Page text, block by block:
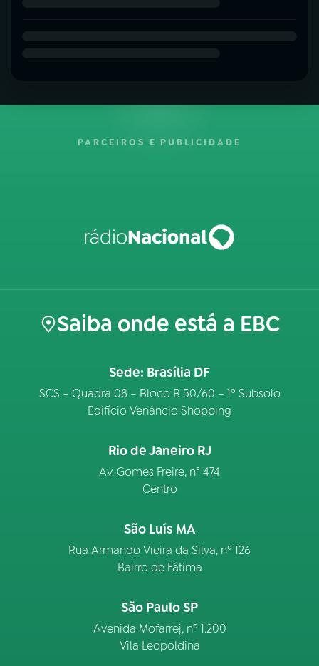
PARCEIROS E PUBLICIDADE
Saiba onde está a EBC
Sede: Brasília DF
SCS – Quadra 08 – Bloco B 50/60 – 1º Subsolo
Edifício Venâncio Shopping
Rio de Janeiro RJ
Av. Gomes Freire, n° 474
Centro
São Luís MA
Rua Armando Vieira da Silva, nº 126
Bairro de Fátima
São Paulo SP
Avenida Mofarrej, nº 1.200
Vila Leopoldina